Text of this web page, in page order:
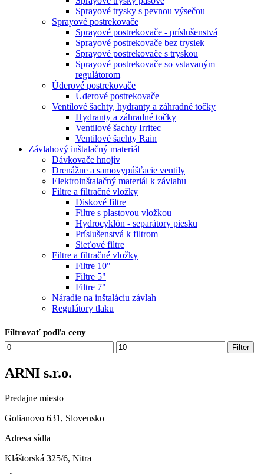
Sprayové trysky s pevnou výsečou
Sprayové postrekovače
Sprayové postrekovače - príslušenstvá
Sprayové postrekovače bez trysiek
Sprayové postrekovače s tryskou
Sprayové postrekovače so vstavaným
regulátorom
Úderové postrekovače
Úderové postrekovače
Ventilové šachty, hydranty a záhradné točky
Hydranty a záhradné točky
Ventilové šachty Irritec
Ventilové šachty Rain
Závlahový inštalačný materiál
Dávkovače hnojív
Drenážne a samovypúšťacie ventily
Elektroinštalačný materiál k závlahu
Filtre a filtračné vložky
Diskové filtre
Filtre s plastovou vložkou
Hydrocyklón - separátory piesku
Príslušenstvá k filtrom
Sieťové filtre
Filtre a filtračné vložky
Filtre 10"
Filtre 5"
Filtre 7"
Náradie na inštaláciu závlah
Regulátory tlaku
Filtrovať podľa ceny
Minimálna
cena
Maximálna
cena
Filter
ARNI s.r.o.
Predajne miesto
Golianovo 631, Slovensko
Adresa sídla
Kláštorská 325/6, Nitra